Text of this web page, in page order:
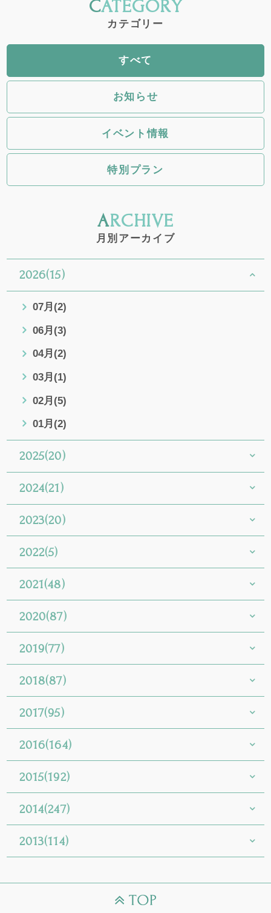
CATEGORY
カテゴリー
すべて
お知らせ
イベント情報
特別プラン
ARCHIVE
月別アーカイブ
2026(15)
07月(2)
06月(3)
04月(2)
03月(1)
02月(5)
01月(2)
2025(20)
2024(21)
2023(20)
2022(5)
2021(48)
2020(87)
2019(77)
2018(87)
2017(95)
2016(164)
2015(192)
2014(247)
2013(114)